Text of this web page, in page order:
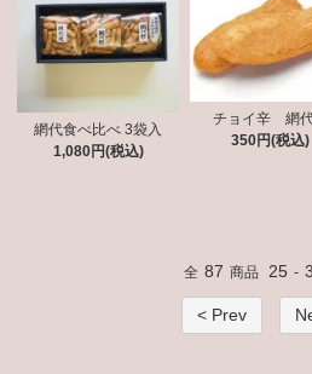
網代食べ比べ 3袋入
1,080円(税込)
チョイ辛 網
350円(税込)
全 87 商品 25 -
< Prev